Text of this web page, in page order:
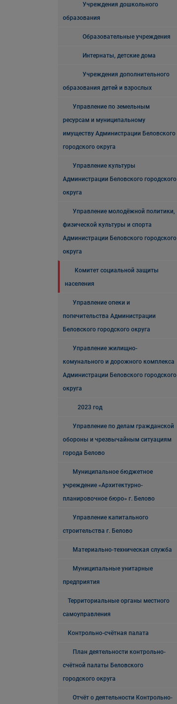
Учреждения дошкольного
образования
Образовательные учреждения
Интернаты, детские дома
Учреждения дополнительного
образования детей и взрослых
Управление по земельным
ресурсам и муниципальному
имуществу Администрации Беловского
городского округа
Управление культуры
Администрации Беловского городского
округа
Управление молодёжной политики,
физической культуры и спорта
Администрации Беловского городского
округа
Комитет социальной защиты
населения
Управление опеки и
попечительства Администрации
Беловского городского округа
Управление жилищно-
комунального и дорожного комплекса
Администрации Беловского городского
округа
2023 год
Управление по делам гражданской
обороны и чрезвычайным ситуациям
города Белово
Муниципальное бюджетное
учреждение «Архитектурно-
планировочное бюро» г. Белово
Управление капитального
строительства г. Белово
Материально-техническая служба
Муниципальные унитарные
предприятия
Территориальные органы местного
самоуправления
Контрольно-счётная палата
План деятельности контрольно-
счётной палаты Беловского
городского округа
Отчёт о деятельности Контрольно-